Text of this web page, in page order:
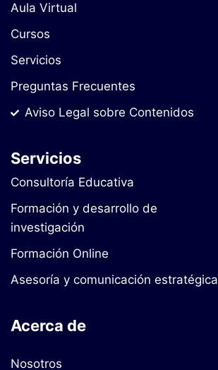
Aula Virtual
Cursos
Servicios
Preguntas Frecuentes
Aviso Legal sobre Contenidos
Servicios
Consultoría Educativa
Formación y desarrollo de
investigación
Formación Online
Asesoría y comunicación estratégica
Acerca de
Nosotros